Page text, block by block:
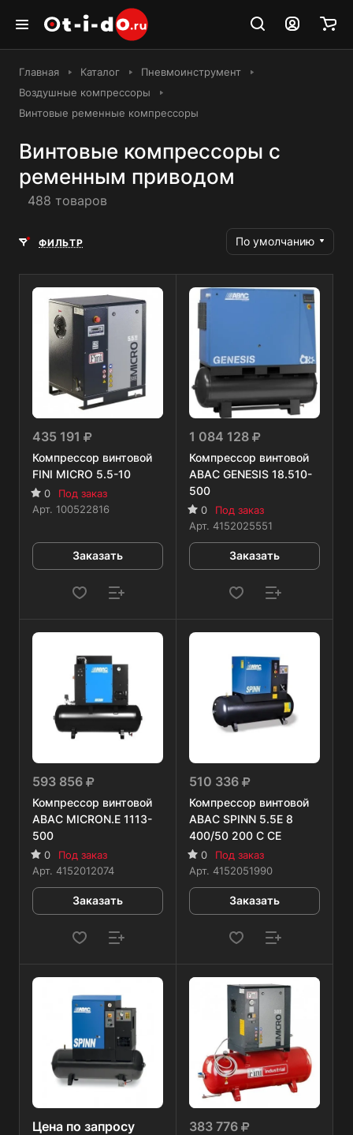
Главная Каталог
Пневмоинструмент
Воздушные компрессоры
Винтовые ременные компрессоры
Винтовые компрессоры с
ременным приводом
488 товаров
ФИЛЬТР По умолчанию
435 191
Компрессор винтовой
FINI MICRO 5.5-10
0
Под заказ
Арт. 100522816
Заказать
1 084 128
Компрессор винтовой
ABAC GENESIS 18.510-
500
0
Под заказ
Арт. 4152025551
Заказать
593 856
Компрессор винтовой
ABAC MICRON.E 1113-
500
0
Под заказ
Арт. 4152012074
Заказать
510 336
Компрессор винтовой
ABAC SPINN 5.5E 8
400/50 200 C CE
0
Под заказ
Арт. 4152051990
Заказать
Цена по запросу 383 776